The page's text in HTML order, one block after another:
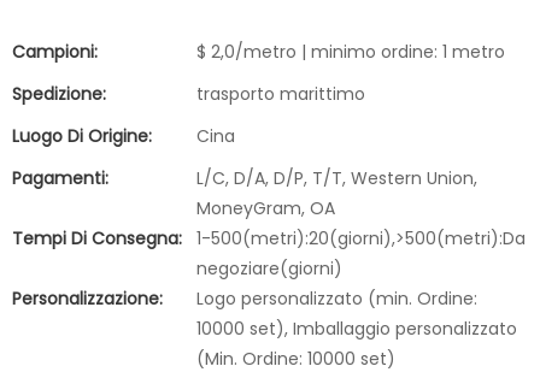
Campioni:
$ 2,0/metro | minimo ordine: 1 metro
Spedizione:
trasporto marittimo
Luogo Di Origine:
Cina
Pagamenti:
L/C, D/A, D/P, T/T, Western Union,
MoneyGram, OA
Tempi Di Consegna: 1-500(metri):20(giorni),>500(metri):Da
negoziare(giorni)
Personalizzazione:
Logo personalizzato (min. Ordine:
10000 set), Imballaggio personalizzato
(Min. Ordine: 10000 set)